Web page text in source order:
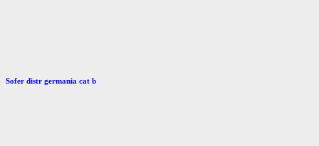
Sofer distr germania cat b